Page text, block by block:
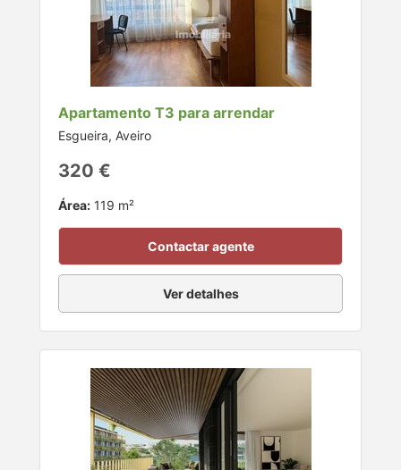
Apartamento T3 para arrendar
Esgueira, Aveiro
320 €
Área: 119 m²
Contactar agente
Ver detalhes